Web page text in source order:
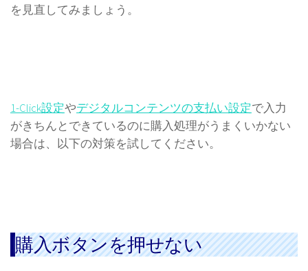
を見直してみましょう。
1-Click設定やデジタルコンテンツの支払い設定で入力
がきちんとできているのに購入処理がうまくいかない
場合は、以下の対策を試してください。
購入ボタンを押せない